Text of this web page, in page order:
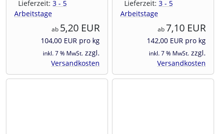
Lieferzeit: 3 - 5
Arbeitstage
ab 5,20 EUR
104,00 EUR pro kg
inkl. 7 % MwSt. zzgl.
Versandkosten
Lieferzeit: 3 - 5
Arbeitstage
ab 7,10 EUR
142,00 EUR pro kg
inkl. 7 % MwSt. zzgl.
Versandkosten